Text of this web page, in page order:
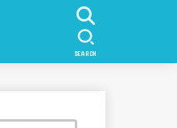
SEARCH